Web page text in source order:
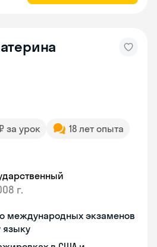
за урок
18 лет опыта
г.
международных экзаменов
языку